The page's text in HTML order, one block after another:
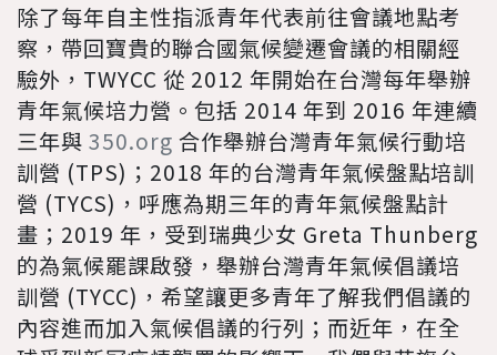
除了每年自主性指派青年代表前往會議地點考
察，帶回寶貴的聯合國氣候變遷會議的相關經
驗外，TWYCC 從 2012 年開始在台灣每年舉辦
青年氣候培力營。包括 2014 年到 2016 年連續
三年與 350.org 合作舉辦台灣青年氣候行動培
訓營 (TPS)；2018 年的台灣青年氣候盤點培訓
營 (TYCS)，呼應為期三年的青年氣候盤點計
畫；2019 年，受到瑞典少女 Greta Thunberg
的為氣候罷課啟發，舉辦台灣青年氣候倡議培
訓營 (TYCC)，希望讓更多青年了解我們倡議的
內容進而加入氣候倡議的行列；而近年，在全